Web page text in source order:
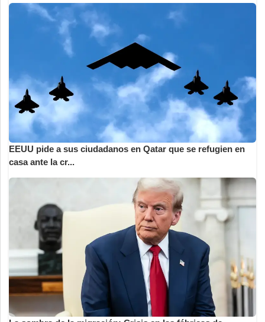
EEUU pide a sus ciudadanos en Qatar que se refugien en
casa ante la cr...